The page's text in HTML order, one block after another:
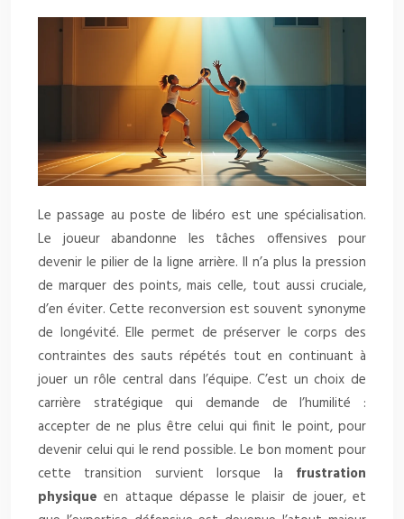
Le passage au poste de libéro est une spécialisation.
Le joueur abandonne les tâches offensives pour
devenir le pilier de la ligne arrière. Il n’a plus la pression
de marquer des points, mais celle, tout aussi cruciale,
d’en éviter. Cette reconversion est souvent synonyme
de longévité. Elle permet de préserver le corps des
contraintes des sauts répétés tout en continuant à
jouer un rôle central dans l’équipe. C’est un choix de
carrière stratégique qui demande de l’humilité :
accepter de ne plus être celui qui finit le point, pour
devenir celui qui le rend possible. Le bon moment pour
cette transition survient lorsque la frustration
physique en attaque dépasse le plaisir de jouer, et